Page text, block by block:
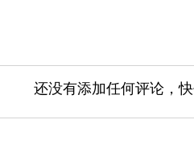
还没有添加任何评论，